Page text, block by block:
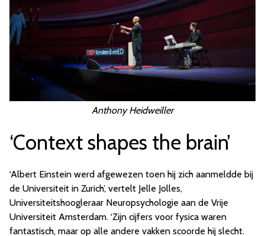
Anthony Heidweiller
‘Context shapes the brain’
‘Albert Einstein werd afgewezen toen hij zich aanmeldde bij
de Universiteit in Zurich’, vertelt Jelle Jolles,
Universiteitshoogleraar Neuropsychologie aan de Vrije
Universiteit Amsterdam. ‘Zijn cijfers voor fysica waren
fantastisch, maar op alle andere vakken scoorde hij slecht.